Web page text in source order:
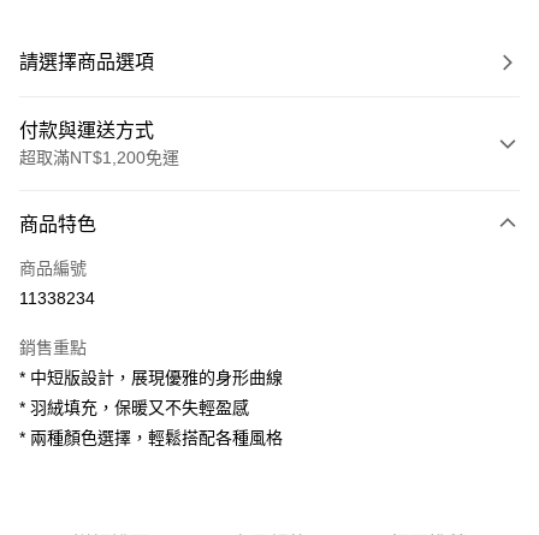
請選擇商品選項
付款與運送方式
超取滿NT$1,200免運
信用卡一次付款
超商取貨付款
Apple Pay
街口支付
商品特色
商品編號
11338234
銷售重點
* 中短版設計，展現優雅的身形曲線
* 羽絨填充，保暖又不失輕盈感
* 兩種顏色選擇，輕鬆搭配各種風格